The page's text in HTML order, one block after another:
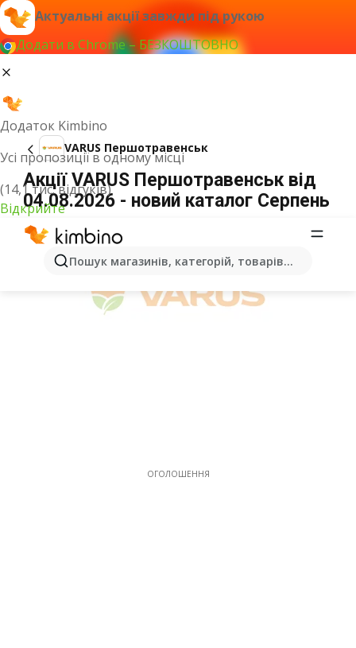
Актуальні акції завжди під рукою
Додати в Chrome – БЕЗКОШТОВНО
Додаток Kimbino
Усі пропозиції в одному місці
(14,1 тис. відгуків)
Відкрийте
Пошук магазинів, категорій, товарів...
VARUS Першотравенськ
Акції VARUS Першотравенськ від
04.08.2026 - новий каталог Серпень
ОГОЛОШЕННЯ